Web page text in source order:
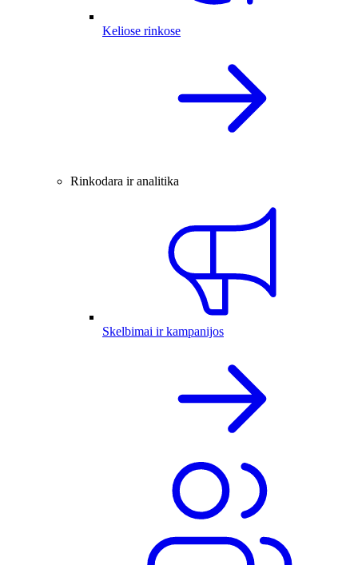
Keliose rinkose
Rinkodara ir analitika
Skelbimai ir kampanijos